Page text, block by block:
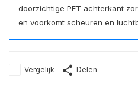
doorzichtige PET achterkant
en voorkomt scheuren en
Vergelijk Delen